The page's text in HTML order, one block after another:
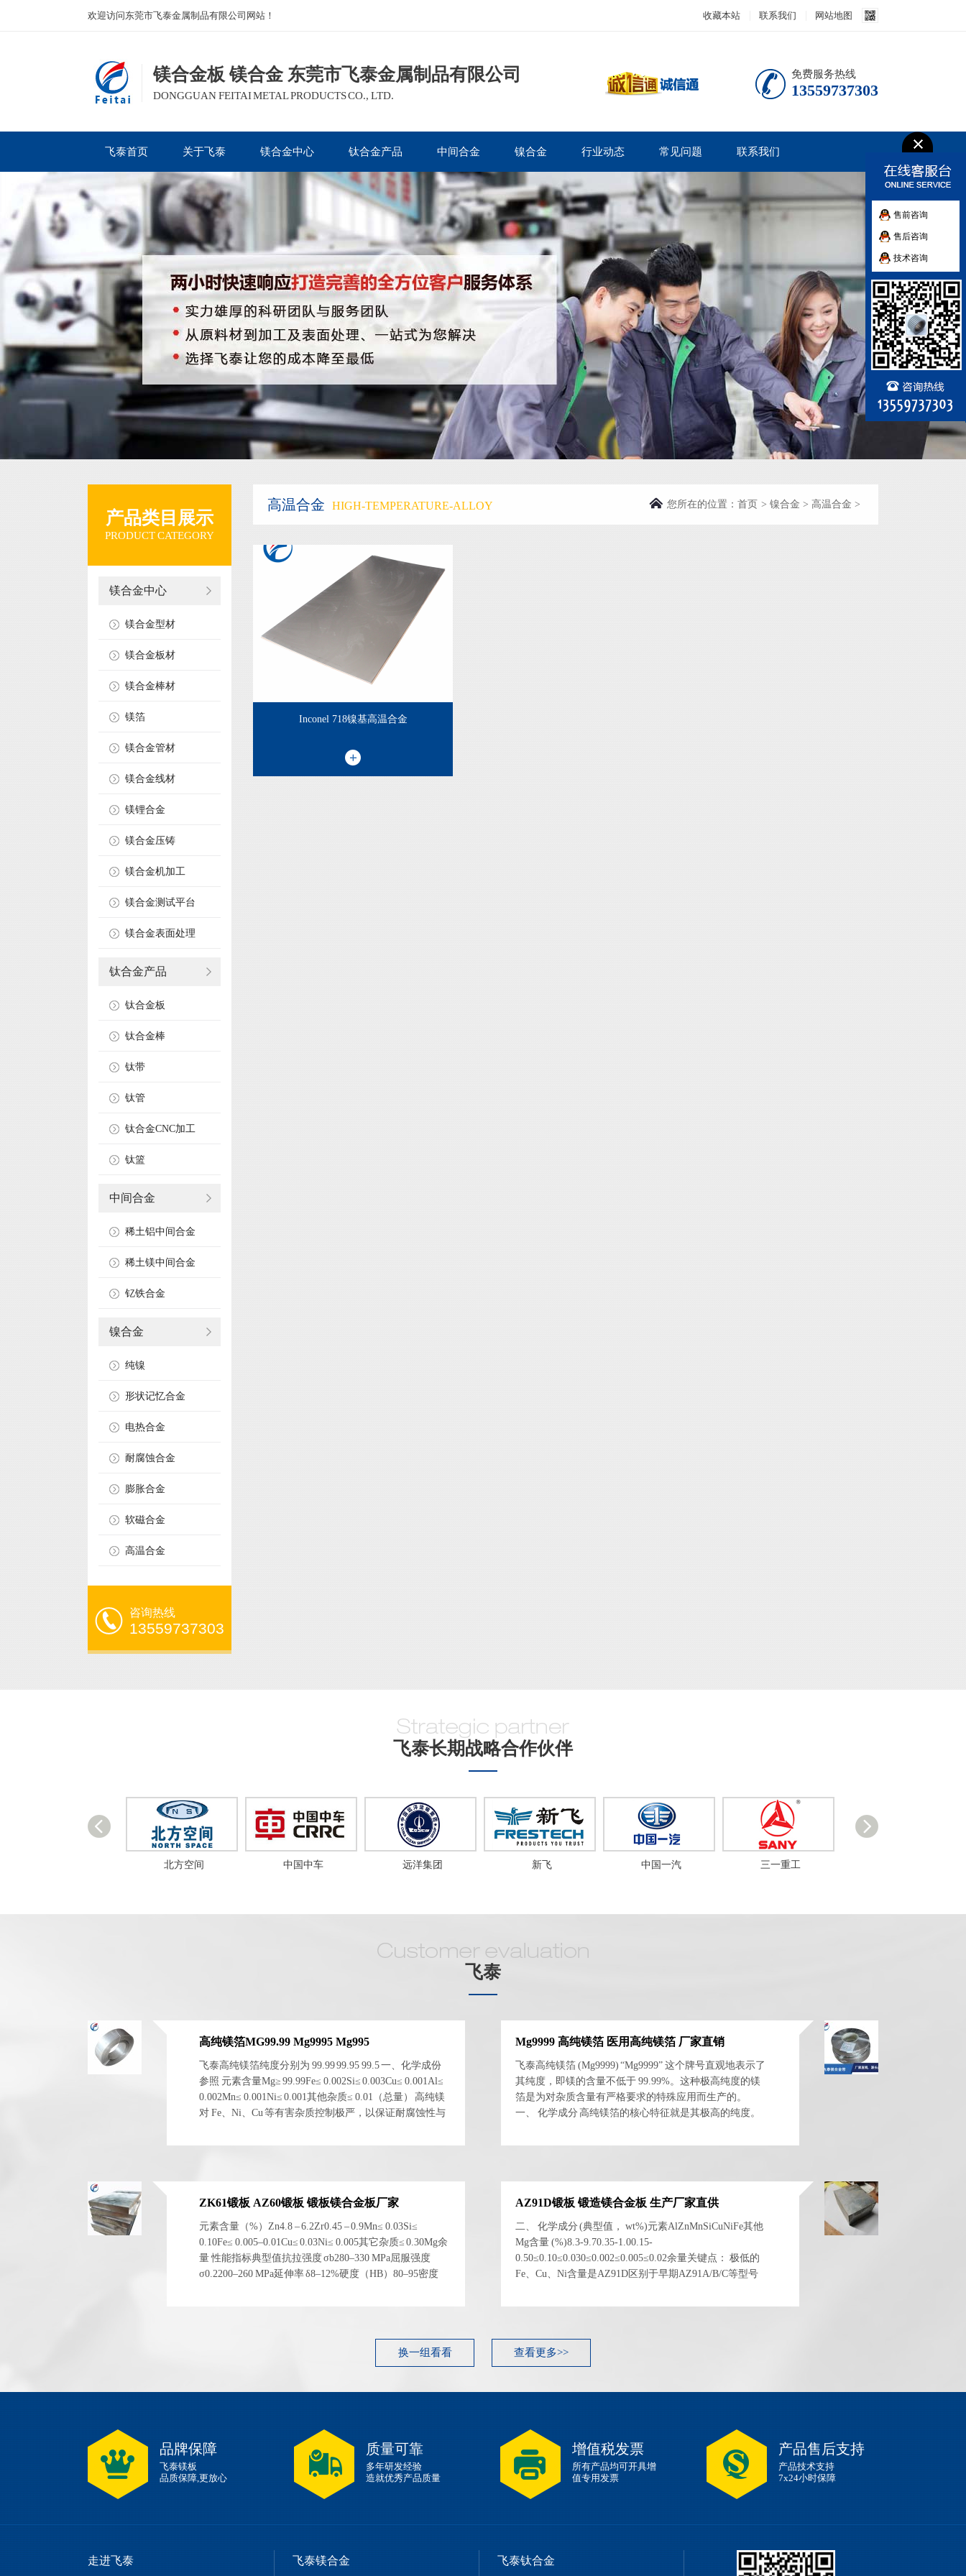
欢迎访问东莞市飞泰金属制品有限公司网站！ 收藏本站 联系我们 网站地图
镁合金板 镁合金 东莞市飞泰金属制品有限公司
DONGGUAN FEITAI METAL PRODUCTS CO., LTD.
免费服务热线
13559737303
飞泰首页 关于飞泰 镁合金中心 钛合金产品 中间合金 镍合金 行业动态 常见问题 联系我们
产品类目展示
PRODUCT CATEGORY
镁合金中心
镁合金型材
镁合金板材
镁合金棒材
镁箔
镁合金管材
镁合金线材
镁锂合金
镁合金压铸
镁合金机加工
镁合金测试平台
镁合金表面处理
钛合金产品
钛合金板
钛合金棒
钛带
钛管
钛合金CNC加工
钛篮
中间合金
稀土铝中间合金
稀土镁中间合金
钇铁合金
镍合金
纯镍
形状记忆合金
电热合金
耐腐蚀合金
膨胀合金
软磁合金
高温合金
咨询热线
13559737303
高温合金 HIGH-TEMPERATURE-ALLOY 首页 > 镍合金 > 高温合金 >
您所在的位置：
Inconel 718镍基高温合金
飞泰长期战略合作伙伴
中国中车 远洋集团 新飞 中国一汽 三一重工 中国南车
飞泰
高纯镁箔MG99.99 Mg9995 Mg995
飞泰高纯镁箔纯度分别为 99.99 99.95 99.5 一、化学成份
参照 元素含量Mg≥ 99.99Fe≤ 0.002Si≤ 0.003Cu≤ 0.001Al≤
0.002Mn≤ 0.001Ni≤ 0.001其他杂质≤ 0.01（总量） 高纯镁
对 Fe、Ni、Cu 等有害杂质控制极严，以保证耐腐蚀性与
Mg9999 高纯镁箔 医用高纯镁箔 厂家直销
飞泰高纯镁箔 (Mg9999) “Mg9999” 这个牌号直观地表示了
其纯度，即镁的含量不低于 99.99%。这种极高纯度的镁
箔是为对杂质含量有严格要求的特殊应用而生产的。
一、 化学成分 高纯镁箔的核心特征就是其极高的纯度。
ZK61锻板 AZ60锻板 锻板镁合金板厂家
元素含量（%）Zn4.8 – 6.2Zr0.45 – 0.9Mn≤ 0.03Si≤
0.10Fe≤ 0.005–0.01Cu≤ 0.03Ni≤ 0.005其它杂质≤ 0.30Mg余
量 性能指标典型值抗拉强度 σb280–330 MPa屈服强度
σ0.2200–260 MPa延伸率 δ8–12%硬度（HB）80–95密度
AZ91D锻板 锻造镁合金板 生产厂家直供
二、 化学成分 (典型值， wt%)元素AlZnMnSiCuNiFe其他
Mg含量 (%)8.3-9.70.35-1.00.15-
0.50≤0.10≤0.030≤0.002≤0.005≤0.02余量关键点： 极低的
Fe、Cu、Ni含量是AZ91D区别于早期AZ91A/B/C等型号
学性能 (锻造态，典型...
换一组看看 查看更多>>
品牌保障
飞泰镁板
品质保障,更放心
质量可靠
多年研发经验
造就优秀产品质量
增值税发票
所有产品均可开具增
值专用发票
产品售后支持
产品技术支持
7x24小时保障
走进飞泰 飞泰镁合金 飞泰钛合金
售前咨询
售后咨询
技术咨询